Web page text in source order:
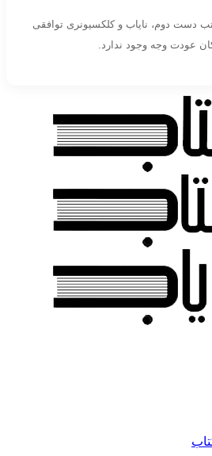
دست دوم، نایاب و کلکسیونری توافقی
عودت وجه وجود ندارد.